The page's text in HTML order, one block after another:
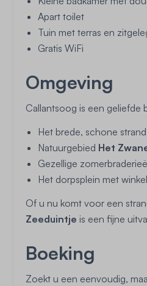
Apart toilet
Tuin met terras en
Gratis WiFi
Omgeving
Callantsoog is een geliefde
Het brede, schone strand
Natuurgebied Het
Gezellige
Het dorpsplein met
Of u nu komt voor een
Zeeduintje is een fijne
Boeking
Zoekt u een eenvoudig,